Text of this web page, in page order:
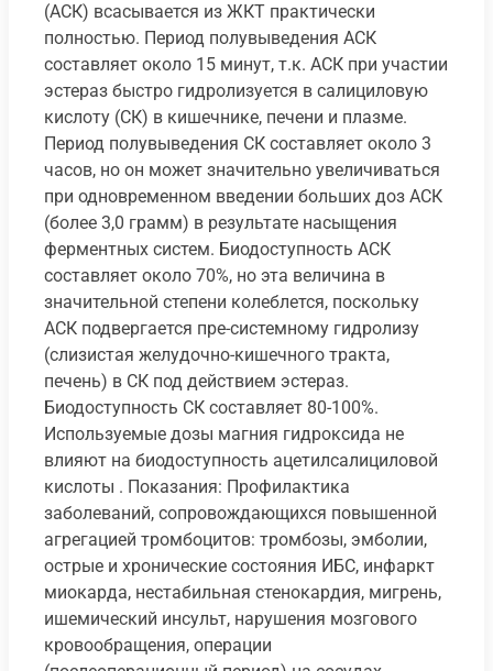
(АСК) всасывается из ЖКТ практически
полностью. Период полувыведения АСК
составляет около 15 минут, т.к. АСК при участии
эстераз быстро гидролизуется в салициловую
кислоту (СК) в кишечнике, печени и плазме.
Период полувыведения СК составляет около 3
часов, но он может значительно увеличиваться
при одновременном введении больших доз АСК
(более 3,0 грамм) в результате насыщения
ферментных систем. Биодоступность АСК
составляет около 70%, но эта величина в
значительной степени колеблется, поскольку
АСК подвергается пре-системному гидролизу
(слизистая желудочно-кишечного тракта,
печень) в СК под действием эстераз.
Биодоступность СК составляет 80-100%.
Используемые дозы магния гидроксида не
влияют на биодоступность ацетилсалициловой
кислоты . Показания: Профилактика
заболеваний, сопровождающихся повышенной
агрегацией тромбоцитов: тромбозы, эмболии,
острые и хронические состояния ИБС, инфаркт
миокарда, нестабильная стенокардия, мигрень,
ишемический инсульт, нарушения мозгового
кровообращения, операции